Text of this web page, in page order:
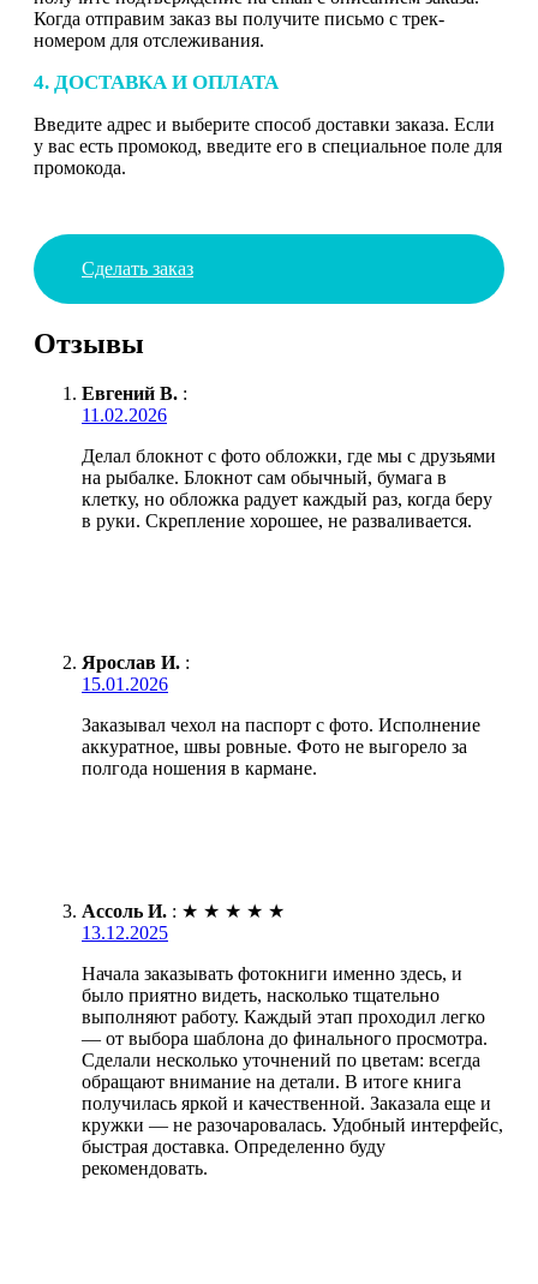
Когда отправим заказ вы получите письмо с трек-
номером для отслеживания.
4. ДОСТАВКА И ОПЛАТА
Введите адрес и выберите способ доставки заказа. Если
у вас есть промокод, введите его в специальное поле для
промокода.
Сделать заказ
Отзывы
Евгений В. :
11.02.2026
Делал блокнот с фото обложки, где мы с друзьями
на рыбалке. Блокнот сам обычный, бумага в
клетку, но обложка радует каждый раз, когда беру
в руки. Скрепление хорошее, не разваливается.
Ярослав И. :
15.01.2026
Заказывал чехол на паспорт с фото. Исполнение
аккуратное, швы ровные. Фото не выгорело за
полгода ношения в кармане.
Ассоль И. : ★ ★ ★ ★ ★
13.12.2025
Начала заказывать фотокниги именно здесь, и
было приятно видеть, насколько тщательно
выполняют работу. Каждый этап проходил легко
— от выбора шаблона до финального просмотра.
Сделали несколько уточнений по цветам: всегда
обращают внимание на детали. В итоге книга
получилась яркой и качественной. Заказала еще и
кружки — не разочаровалась. Удобный интерфейс,
быстрая доставка. Определенно буду
рекомендовать.